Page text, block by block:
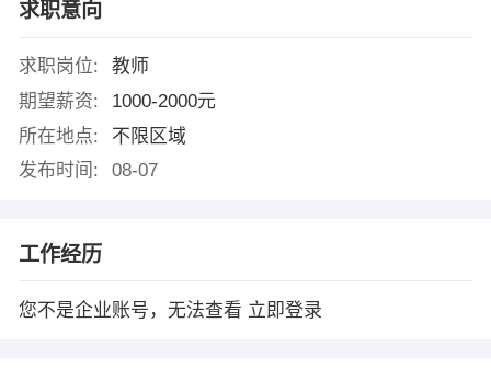
求职意向
求职岗位:
教师
期望薪资:
1000-2000元
所在地点:
不限区域
发布时间:
08-07
工作经历
您不是企业账号，无法查看 立即登录